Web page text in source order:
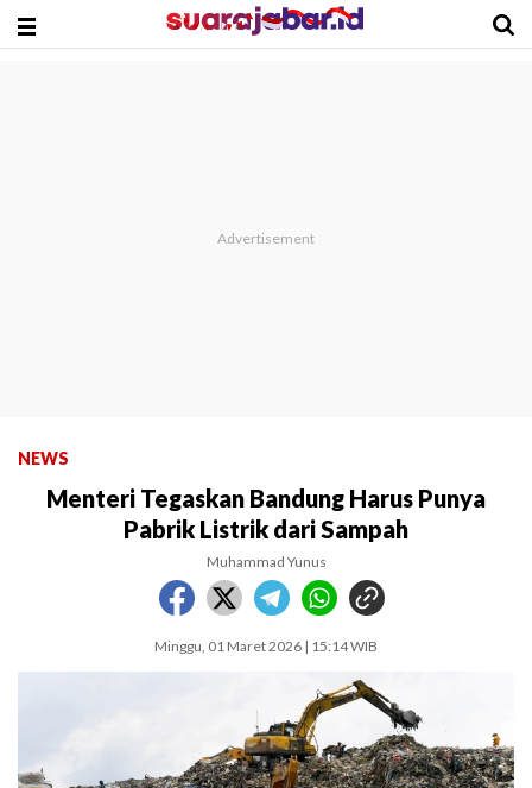
NEWS
Menteri Tegaskan Bandung Harus Punya
Pabrik Listrik dari Sampah
Muhammad Yunus
Minggu, 01 Maret 2026 | 15:14 WIB